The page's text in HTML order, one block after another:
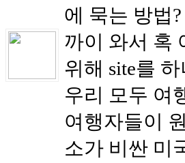
에 묵는 방법
까이 와서 혹
위해 site를
우리 모두 여
여행자들이
소가 비싼 미